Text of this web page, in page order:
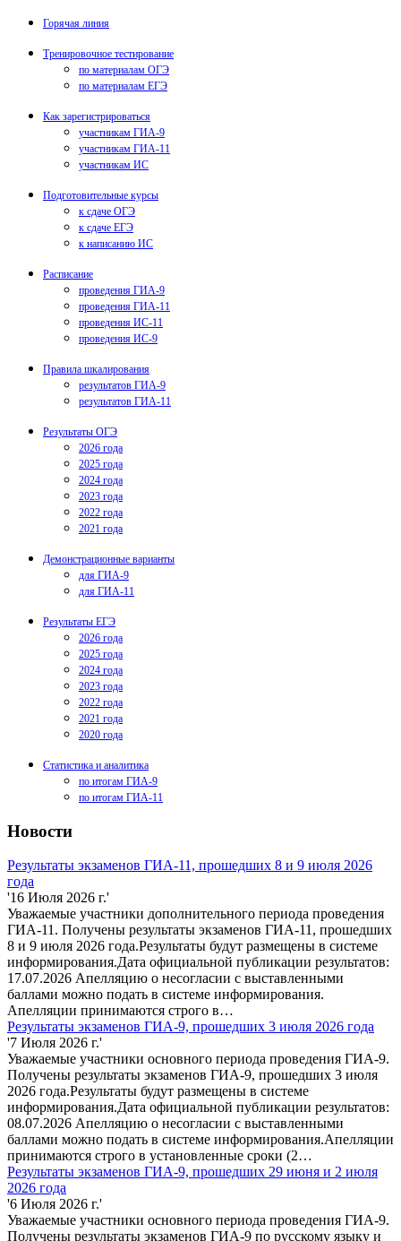
Горячая линия
Тренировочное тестирование
по материалам ОГЭ
по материалам ЕГЭ
Как зарегистрироваться
участникам ГИА-9
участникам ГИА-11
участникам ИС
Подготовительные курсы
к сдаче ОГЭ
к сдаче ЕГЭ
к написанию ИС
Расписание
проведения ГИА-9
проведения ГИА-11
проведения ИС-11
проведения ИС-9
Правила шкалирования
результатов ГИА-9
результатов ГИА-11
Результаты ОГЭ
2026 года
2025 года
2024 года
2023 года
2022 года
2021 года
Демонстрационные варианты
для ГИА-9
для ГИА-11
Результаты ЕГЭ
2026 года
2025 года
2024 года
2023 года
2022 года
2021 года
2020 года
Статистика и аналитика
по итогам ГИА-9
по итогам ГИА-11
Новости
Результаты экзаменов ГИА-11, прошедших 8 и 9 июля 2026
года
'16 Июля 2026 г.'
Уважаемые участники дополнительного периода проведения
ГИА-11. Получены результаты экзаменов ГИА-11, прошедших
8 и 9 июля 2026 года.Результаты будут размещены в системе
информирования.Дата официальной публикации результатов:
17.07.2026 Апелляцию о несогласии с выставленными
баллами можно подать в системе информирования.
Апелляции принимаются строго в…
Результаты экзаменов ГИА-9, прошедших 3 июля 2026 года
'7 Июля 2026 г.'
Уважаемые участники основного периода проведения ГИА-9.
Получены результаты экзаменов ГИА-9, прошедших 3 июля
2026 года.Результаты будут размещены в системе
информирования.Дата официальной публикации результатов:
08.07.2026 Апелляцию о несогласии с выставленными
баллами можно подать в системе информирования.Апелляции
принимаются строго в установленные сроки (2…
Результаты экзаменов ГИА-9, прошедших 29 июня и 2 июля
2026 года
'6 Июля 2026 г.'
Уважаемые участники основного периода проведения ГИА-9.
Получены результаты экзаменов ГИА-9 по русскому языку и